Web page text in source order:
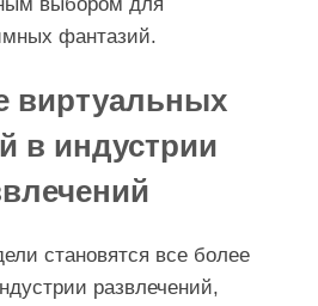
фантазий.
виртуальных
в индустрии
становятся все более
развлечений,